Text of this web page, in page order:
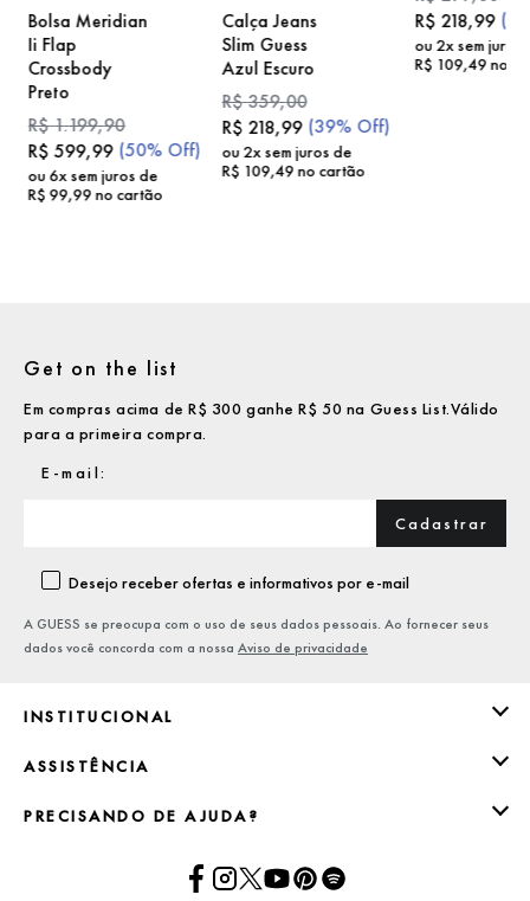
Bolsa Meridian
Ii Flap
Crossbody
Preto
R$1.199,90
R$ 599,99 (50% Off)
ou 6x sem juros de
R$ 99,99no cartão
Calça Jeans
Slim Guess
Azul Escuro
R$359,00
R$ 218,99 (39% Off)
ou2x sem juros de
R$ 109,49no cartão
R$ 218,99 (
ou 2x sem juros
R$ 109,49no
INSTITUCIONAL
ASSISTÊNCIA
PRECISANDO DE AJUDA?
Get on the list
Em compras acima de R$ 300 ganhe R$ 50 na Guess List.Válido
para a primeira compra.
Cadastrar
Desejo receber ofertas e informativos por e-mail
A GUESS se preocupa com o uso de seus dados pessoais. Ao fornecer seus
dados você concorda com a nossa Aviso de privacidade